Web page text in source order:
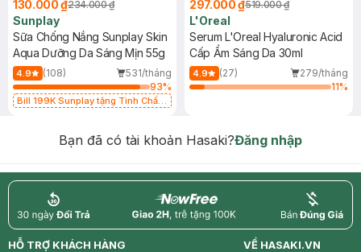
130.000 ₫234.000 ₫
Sunplay
Sữa Chống Nắng Sunplay Skin
Aqua Dưỡng Da Sáng Mịn 55g
4.9 (108)
531/tháng
93%
Bill 199K Sunplay tặng Tinh Chất
297.000 ₫519.000 ₫
L'Oreal
Serum L'Oreal Hyaluronic Acid
Cấp Ẩm Sáng Da 30ml
4.9 (27)
279/tháng
11%
Bạn đã có tài khoản Hasaki?Đăng nhập
return nowfree price
HỖ TRỢ KHÁCH HÀNG
VỀ HASAKI.VN